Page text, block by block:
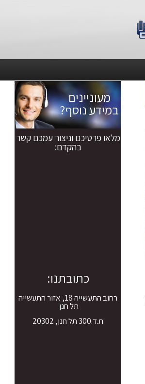
מעוניינים
במידע נוסף?
מלאו פרטיכם וניצור עמכם קשר
בהקדם:
כתובתנו:
רחוב התעשייה 18, אזור התעשייה
תל חנן
ת.ד.300 תל חנן, 20302